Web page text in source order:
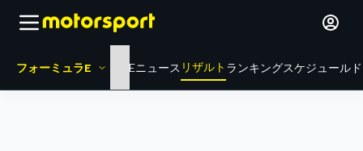
フォーミュラE HOMEニュース リザルト ランキングスケジュール